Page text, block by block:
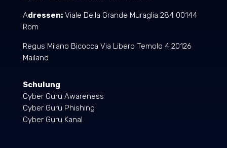
Adressen:Viale Della Grande Muraglia 284 00144
Rom
Regus Milano Bicocca Via Libero Temolo 4 20126
Mailand
Schulung
Cyber Guru Awareness
Cyber Guru Phishing
Cyber Guru Kanal